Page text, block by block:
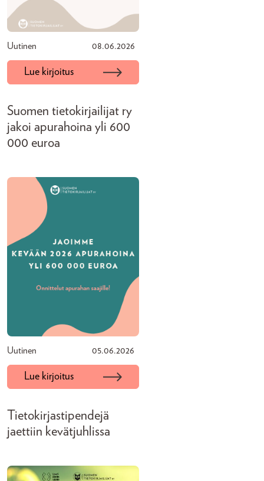
Uutinen 08.06.2026
Lue kirjoitus
Suomen tietokirjailijat ry
jakoi apurahoina yli 600
000 euroa
Uutinen 05.06.2026
Lue kirjoitus
Tietokirjastipendejä
jaettiin kevätjuhlissa